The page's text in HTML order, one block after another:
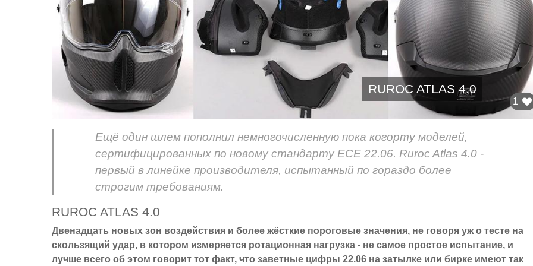
RUROC ATLAS 4.0
1
Ещё один шлем пополнил немногочисленную пока когорту моделей,
сертифицированных по новому стандарту ECE 22.06. Ruroc Atlas 4.0 -
первый в линейке производителя, испытанный по гораздо более
строгим требованиям.
RUROC ATLAS 4.0
Двенадцать новых зон воздействия и более жёсткие пороговые значения, не говоря уж о тесте на
скользящий удар, в котором измеряется ротационная нагрузка - не самое простое испытание, и
лучше всего об этом говорит тот факт, что заветные цифры 22.06 на затылке или бирке имеют так